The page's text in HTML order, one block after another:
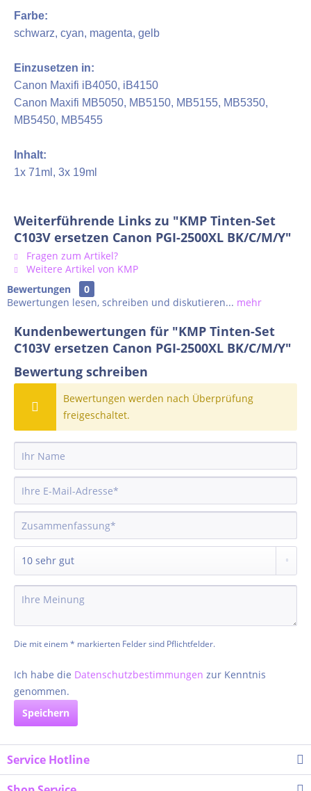
Farbe:
schwarz, cyan, magenta, gelb
Einzusetzen in:
Canon Maxifi iB4050, iB4150
Canon Maxifi MB5050, MB5150, MB5155, MB5350,
MB5450, MB5455
Inhalt:
1x 71ml, 3x 19ml
Weiterführende Links zu "KMP Tinten-Set
C103V ersetzen Canon PGI-2500XL BK/C/M/Y"
Fragen zum Artikel?
Weitere Artikel von KMP
Bewertungen
0
Bewertungen lesen, schreiben und diskutieren... mehr
Kundenbewertungen für "KMP Tinten-Set
C103V ersetzen Canon PGI-2500XL BK/C/M/Y"
Bewertung schreiben
Bewertungen werden nach Überprüfung
freigeschaltet.
Die mit einem * markierten Felder sind Pflichtfelder.
Ich habe die Datenschutzbestimmungen zur Kenntnis
genommen.
Speichern
Service Hotline